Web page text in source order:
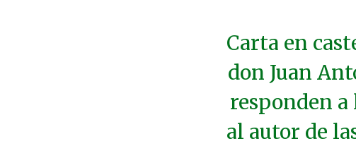
Carta en
don Juan
responden
al autor de